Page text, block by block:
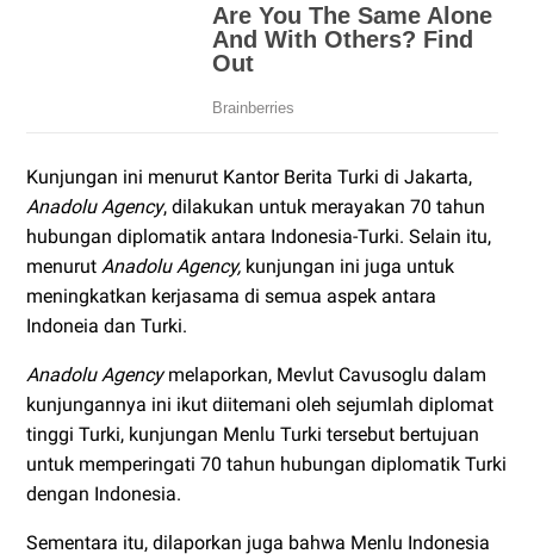
Kunjungan ini menurut Kantor Berita Turki di Jakarta,
Anadolu Agency, dilakukan untuk merayakan 70 tahun
hubungan diplomatik antara Indonesia-Turki. Selain itu,
menurut Anadolu Agency, kunjungan ini juga untuk
meningkatkan kerjasama di semua aspek antara
Indoneia dan Turki.
Anadolu Agencymelaporkan, Mevlut Cavusoglu dalam
kunjungannya ini ikut diitemani oleh sejumlah diplomat
tinggi Turki, kunjungan Menlu Turki tersebut bertujuan
untuk memperingati 70 tahun hubungan diplomatik Turki
dengan Indonesia.
Sementara itu, dilaporkan juga bahwa Menlu Indonesia